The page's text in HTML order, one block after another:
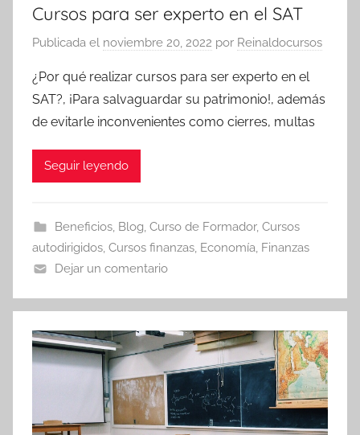
Cursos para ser experto en el SAT
Publicada el noviembre 20, 2022 por Reinaldocursos
¿Por qué realizar cursos para ser experto en el
SAT?, ¡Para salvaguardar su patrimonio!, además
de evitarle inconvenientes como cierres, multas
Seguir leyendo
Beneficios, Blog, Curso de Formador, Cursos
autodirigidos, Cursos finanzas, Economía, Finanzas
Dejar un comentario